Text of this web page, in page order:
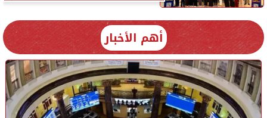
أهم الأخبار